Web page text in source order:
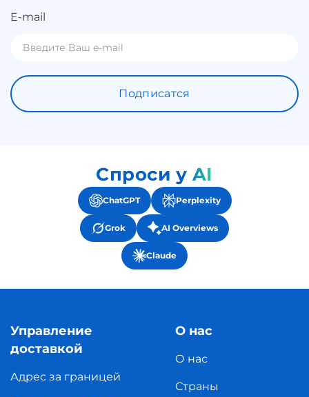
E-mail
Подписатся
Спроси у AI
ChatGPT Perplexity
Grok AI Overviews
Claude
Управление
доставкой
Адрес за границей
О нас
О нас
Страны